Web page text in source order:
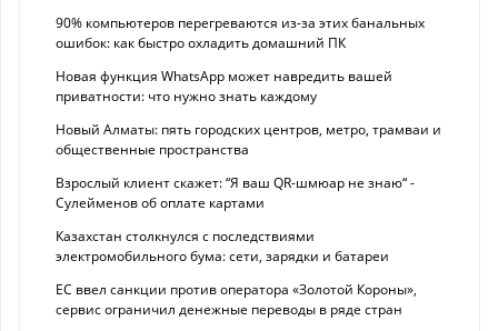
90% компьютеров перегреваются из-за этих банальных
ошибок: как быстро охладить домашний ПК
Новая функция WhatsApp может навредить вашей
приватности: что нужно знать каждому
Новый Алматы: пять городских центров, метро, трамваи и
общественные пространства
Взрослый клиент скажет: “Я ваш QR-шмюар не знаю“ -
Сулейменов об оплате картами
Казахстан столкнулся с последствиями
электромобильного бума: сети, зарядки и батареи
ЕС ввел санкции против оператора «Золотой Короны»,
сервис ограничил денежные переводы в ряде стран